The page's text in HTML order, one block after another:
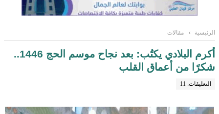
الرئيسية › مقالات
أكرم البلادي يكتُب: بعد نجاح موسم الحج 1446..
شكرًا من أعماق القلب
التعليقات: 11